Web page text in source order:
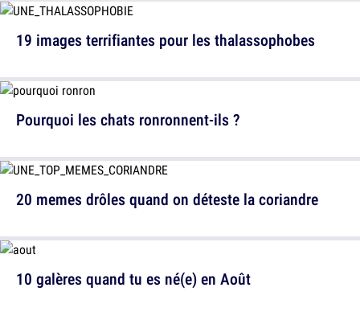
19 images terrifiantes pour les thalassophobes
20 memes drôles quand on déteste la coriandre
Pourquoi les chats ronronnent-ils ?
10 galères quand tu es né(e) en Août